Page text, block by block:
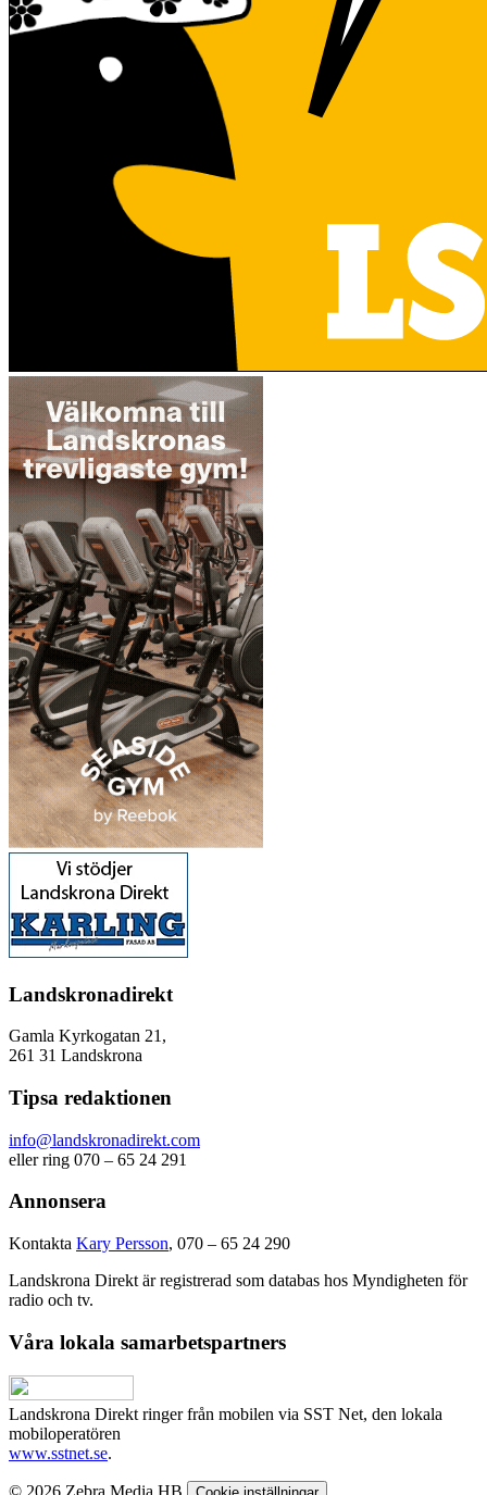
Landskronadirekt
Gamla Kyrkogatan 21,
261 31 Landskrona
Tipsa redaktionen
info@landskronadirekt.com
eller ring 070 – 65 24 291
Annonsera
Kontakta Kary Persson, 070 – 65 24 290
Landskrona Direkt är registrerad som databas hos Myndigheten för
radio och tv.
Våra lokala samarbetspartners
Landskrona Direkt ringer från mobilen via SST Net, den lokala
mobiloperatören
www.sstnet.se.
© 2026 Zebra Media HB